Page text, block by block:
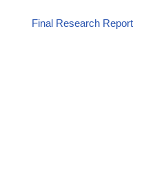
Final Research Report